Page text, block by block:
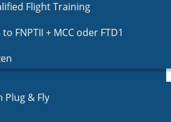
Flight Training
FNPTII + MCC oder FTD1
Plug & Fly